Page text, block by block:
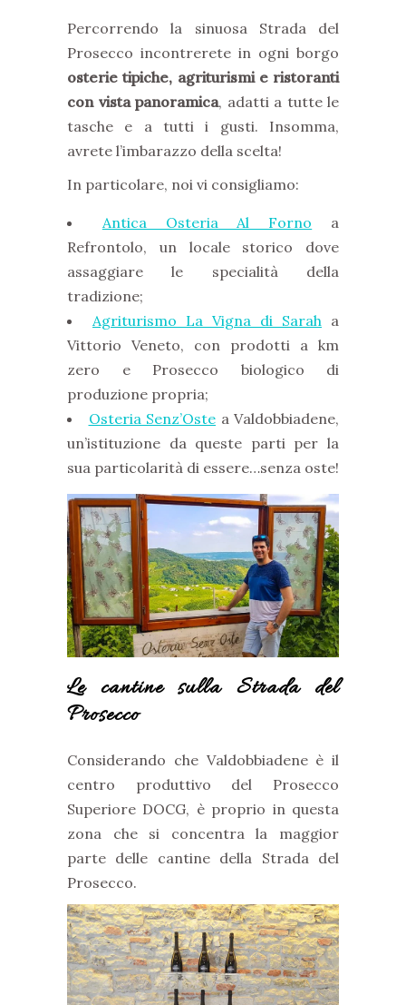
Percorrendo la sinuosa Strada del
Prosecco incontrerete in ogni borgo
osterie tipiche, agriturismi e ristoranti
con vista panoramica, adatti a tutte le
tasche e a tutti i gusti. Insomma,
avrete l’imbarazzo della scelta!
In particolare, noi vi consigliamo:
Antica Osteria Al Forno a
Refrontolo, un locale storico dove
assaggiare le specialità della
tradizione;
Agriturismo La Vigna di Sarah a
Vittorio Veneto, con prodotti a km
zero e Prosecco biologico di
produzione propria;
Osteria Senz’Oste a Valdobbiadene,
un’istituzione da queste parti per la
sua particolarità di essere…senza oste!
Le cantine sulla Strada del
Prosecco
Considerando che Valdobbiadene è il
centro produttivo del Prosecco
Superiore DOCG, è proprio in questa
zona che si concentra la maggior
parte delle cantine della Strada del
Prosecco.